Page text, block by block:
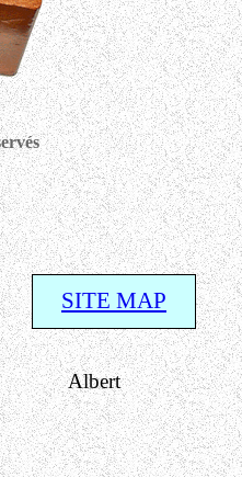
SITE MAP